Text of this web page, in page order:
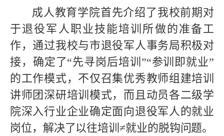
成人教育学院首先介绍了我校前期对
于退役军人职业技能培训所做的准备工
作，通过我校与市退役军人事务局积极对
接，确定了“先寻岗后培训”“参训即就业”
的工作模式，不仅召集优秀教师组建培训
讲师团深研培训模式，而且动员各二级学
院深入行业企业确定面向退役军人的就业
岗位，解决了以往培训≠就业的脱钩问题。